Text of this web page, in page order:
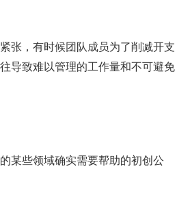
张，有时候团队成员为了削减开支
导致难以管理的工作量和不可避免
某些领域确实需要帮助的初创公